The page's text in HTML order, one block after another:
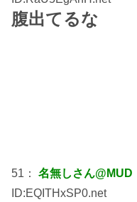
腹出てるな
51： 名無しさん@MUD
ID:EQITHxSP0.net